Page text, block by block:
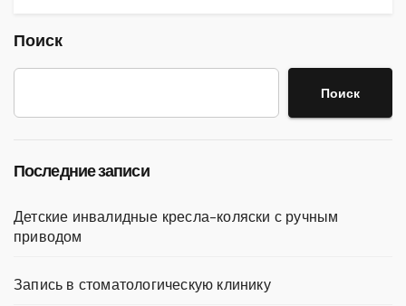
A
p
a
m
kl
a
в
и
Поиск
Поиск
Последние записи
Детские инвалидные кресла-коляски с ручным
приводом
Запись в стоматологическую клинику